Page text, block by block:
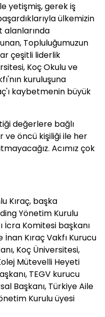
yetişmiş, gerek iş
ülkemizin
alanlarında
Topluluğumuzun
çeşitli liderlik
Koç Okulu ve
kuruluşuna
kaybetmenin büyük
değerlere bağlı
ve öncü kişiliği ile her
Acımız çok
Kıraç, başka
Yönetim Kurulu
İcra Komitesi başkanı
Kıraç Vakfı Kurucu
Koç Üniversitesi,
Mütevelli Heyeti
TEGV kurucu
Başkanı, Türkiye Aile
Kurulu üyesi